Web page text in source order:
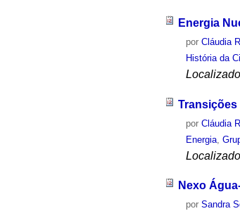
Energia
porCláudia
História da
Transições
porCláudia
Energia ,
Nexo
porSandra